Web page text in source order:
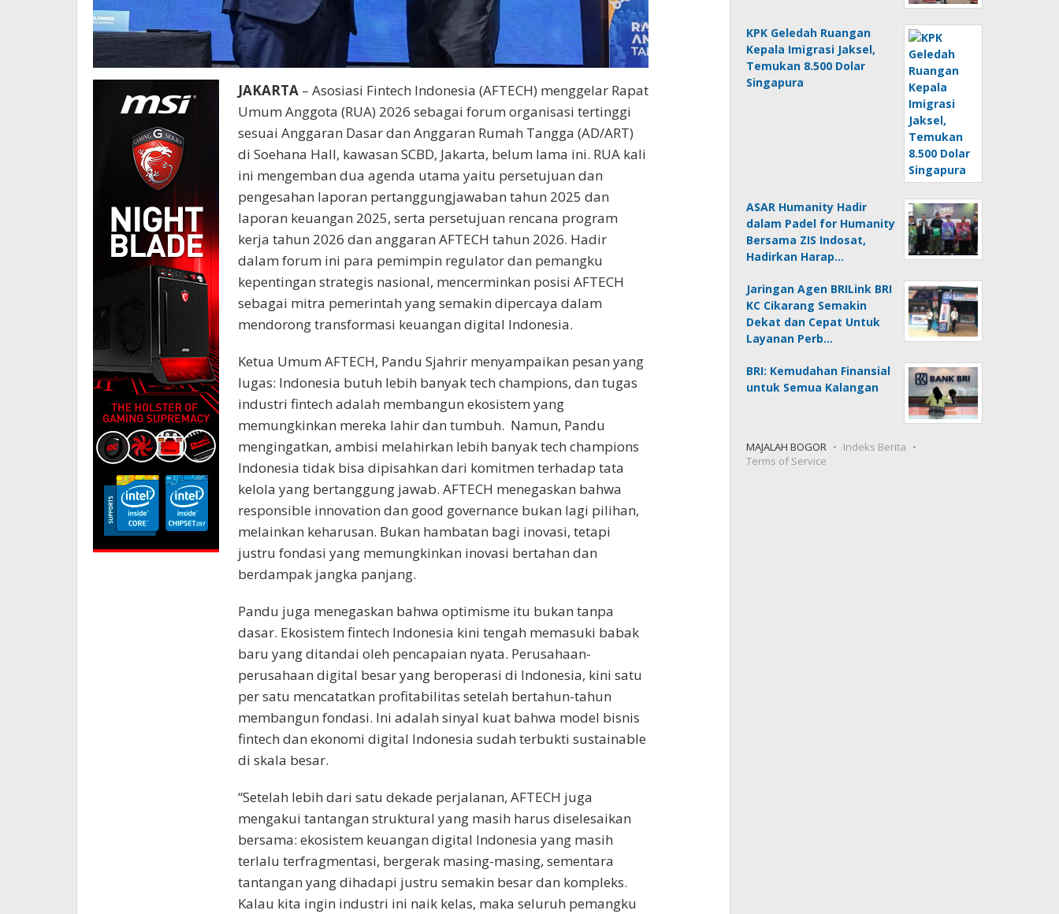
JAKARTA– Asosiasi Fintech Indonesia (AFTECH) menggelar Rapat
Umum Anggota (RUA) 2026 sebagai forum organisasi tertinggi
sesuai Anggaran Dasar dan Anggaran Rumah Tangga (AD/ART)
di Soehana Hall, kawasan SCBD, Jakarta, belum lama ini. RUA kali
ini mengemban dua agenda utama yaitu persetujuan dan
pengesahan laporan pertanggungjawaban tahun 2025 dan
laporan keuangan 2025, serta persetujuan rencana program
kerja tahun 2026 dan anggaran AFTECH tahun 2026. Hadir
dalam forum ini para pemimpin regulator dan pemangku
kepentingan strategis nasional, mencerminkan posisi AFTECH
sebagai mitra pemerintah yang semakin dipercaya dalam
mendorong transformasi keuangan digital Indonesia.
Ketua Umum AFTECH, Pandu Sjahrir menyampaikan pesan yang
lugas: Indonesia butuh lebih banyak tech champions, dan tugas
industri fintech adalah membangun ekosistem yang
memungkinkan mereka lahir dan tumbuh. Namun, Pandu
mengingatkan, ambisi melahirkan lebih banyak tech champions
Indonesia tidak bisa dipisahkan dari komitmen terhadap tata
kelola yang bertanggung jawab. AFTECH menegaskan bahwa
responsible innovation dan good governance bukan lagi pilihan,
melainkan keharusan. Bukan hambatan bagi inovasi, tetapi
justru fondasi yang memungkinkan inovasi bertahan dan
berdampak jangka panjang.
Pandu juga menegaskan bahwa optimisme itu bukan tanpa
dasar. Ekosistem fintech Indonesia kini tengah memasuki babak
baru yang ditandai oleh pencapaian nyata. Perusahaan-
perusahaan digital besar yang beroperasi di Indonesia, kini satu
per satu mencatatkan profitabilitas setelah bertahun-tahun
membangun fondasi. Ini adalah sinyal kuat bahwa model bisnis
fintech dan ekonomi digital Indonesia sudah terbukti sustainable
di skala besar.
“Setelah lebih dari satu dekade perjalanan, AFTECH juga
mengakui tantangan struktural yang masih harus diselesaikan
bersama: ekosistem keuangan digital Indonesia yang masih
terlalu terfragmentasi, bergerak masing-masing, sementara
tantangan yang dihadapi justru semakin besar dan kompleks.
Kalau kita ingin industri ini naik kelas, maka seluruh pemangku
KPK Geledah Ruangan
Kepala Imigrasi Jaksel,
Temukan 8.500 Dolar
Singapura
ASAR Humanity Hadir
dalam Padel for Humanity
Bersama ZIS Indosat,
Hadirkan Harap…
Jaringan Agen BRILink BRI
KC Cikarang Semakin
Dekat dan Cepat Untuk
Layanan Perb…
BRI: Kemudahan Finansial
untuk Semua Kalangan
MAJALAH BOGOR
Indeks Berita
Terms of Service